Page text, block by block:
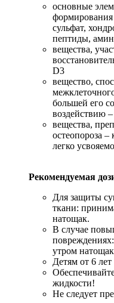
основные
сульфат,
пептиды,
вещества,
D3
вещество,
большей его
воздействию
вещества,
остеопороза
легко
Рекомендуемая
Для защиты
ткани:
натощак.
В случае
утром
Детям от 6
жидкости!
Не следует